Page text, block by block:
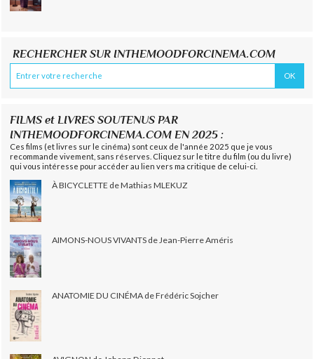
RECHERCHER SUR INTHEMOODFORCINEMA.COM
FILMS et LIVRES SOUTENUS PAR
INTHEMOODFORCINEMA.COM EN 2025 :
Ces films (et livres sur le cinéma) sont ceux de l'année 2025 que je vous
recommande vivement, sans réserves. Cliquez sur le titre du film (ou du livre)
qui vous intéresse pour accéder au lien vers ma critique de celui-ci.
À BICYCLETTE de Mathias MLEKUZ
AIMONS-NOUS VIVANTS de Jean-Pierre Améris
ANATOMIE DU CINÉMA de Frédéric Sojcher